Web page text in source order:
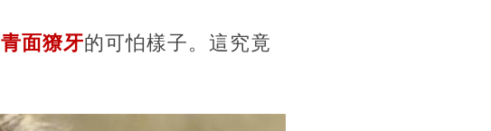
青面獠牙的可怕樣子。這究竟